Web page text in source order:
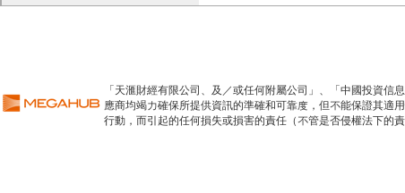
「天滙財經有限公司、及／或任何附屬公司」、「中國投資
應商均竭力確保所提供資訊的準確和可靠度，但不能保證其適
行動，而引起的任何損失或損害的責任（不管是否侵權法下的